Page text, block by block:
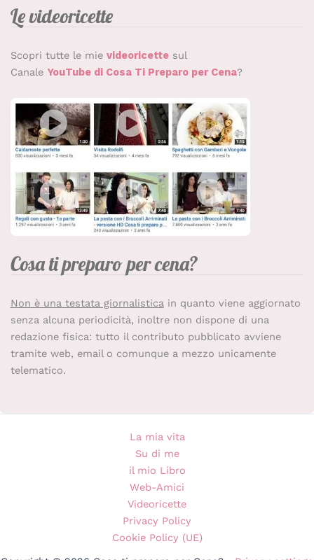
Le videoricette
Scopri tutte le mie videoricettesul
Canale YouTube di Cosa Ti Preparo per Cena?
Cosa ti preparo per cena?
Non è una testata giornalisticain quanto viene aggiornato
senza alcuna periodicità, inoltre non dispone di una
redazione fisica: tutto il contributo pubblicato avviene
tramite web, email o comunque a mezzo unicamente
telematico.
La mia vita
Su di me
il mio Libro
Web-Amici
Videoricette
Privacy Policy
Cookie Policy (UE)